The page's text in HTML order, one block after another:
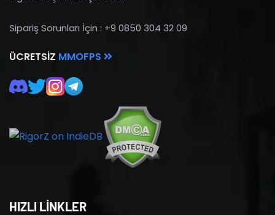
Sipariş Sorunları İçin : +9 0850 304 32 09
ÜCRETSIZ MMOFPS
HIZLI LİNKLER